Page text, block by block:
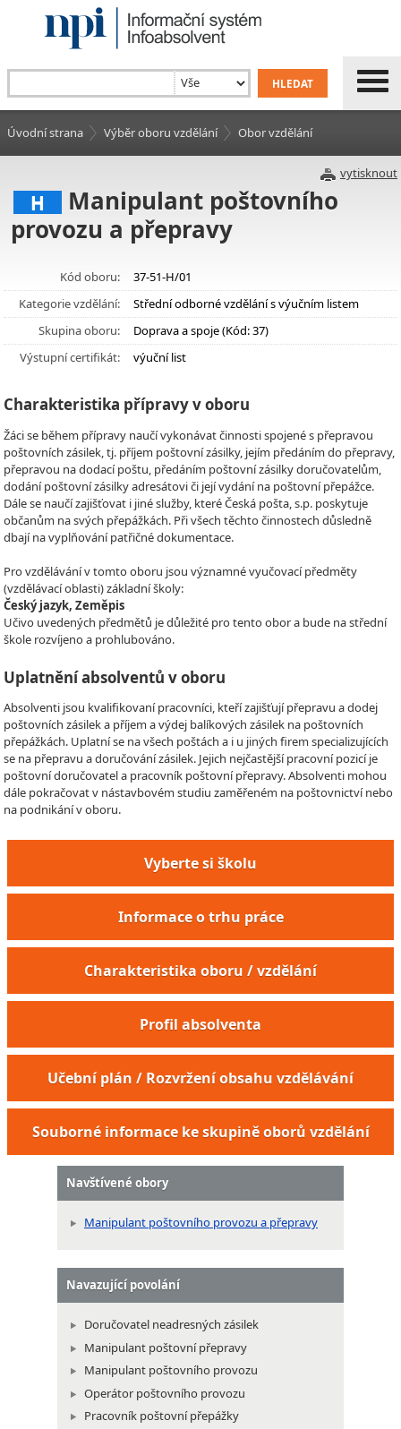
Úvodní strana Výběr oboru vzdělání Obor vzdělání
vytisknout
H
Manipulant poštovního
provozu a přepravy
Kód oboru:
37-51-H/01
Kategorie vzdělání:
Střední odborné vzdělání s výučním listem
Skupina oboru:
Doprava a spoje (Kód: 37)
Výstupní certifikát:
výuční list
Charakteristika přípravy v oboru
Žáci se během přípravy naučí vykonávat činnosti spojené s přepravou
poštovních zásilek, tj. příjem poštovní zásilky, jejím předáním do přepravy,
přepravou na dodací poštu, předáním poštovní zásilky doručovatelům,
dodání poštovní zásilky adresátovi či její vydání na poštovní přepážce.
Dále se naučí zajišťovat i jiné služby, které Česká pošta, s.p. poskytuje
občanům na svých přepážkách. Při všech těchto činnostech důsledně
dbají na vyplňování patřičné dokumentace.
Pro vzdělávání v tomto oboru jsou významné vyučovací předměty
(vzdělávací oblasti) základní školy:
Český jazyk, Zeměpis
Učivo uvedených předmětů je důležité pro tento obor a bude na střední
škole rozvíjeno a prohlubováno.
Uplatnění absolventů v oboru
Absolventi jsou kvalifikovaní pracovníci, kteří zajišťují přepravu a dodej
poštovních zásilek a příjem a výdej balíkových zásilek na poštovních
přepážkách. Uplatní se na všech poštách a i u jiných firem specializujících
se na přepravu a doručování zásilek. Jejich nejčastější pracovní pozicí je
poštovní doručovatel a pracovník poštovní přepravy. Absolventi mohou
dále pokračovat v nástavbovém studiu zaměřeném na poštovnictví nebo
na podnikání v oboru.
Vyberte si školu
Informace o trhu práce
Charakteristika oboru / vzdělání
Profil absolventa
Učební plán / Rozvržení obsahu vzdělávání
Souborné informace ke skupině oborů vzdělání
Navštívené obory
Manipulant poštovního provozu a přepravy
Navazující povolání
Doručovatel neadresných zásilek
Manipulant poštovní přepravy
Manipulant poštovního provozu
Operátor poštovního provozu
Pracovník poštovní přepážky